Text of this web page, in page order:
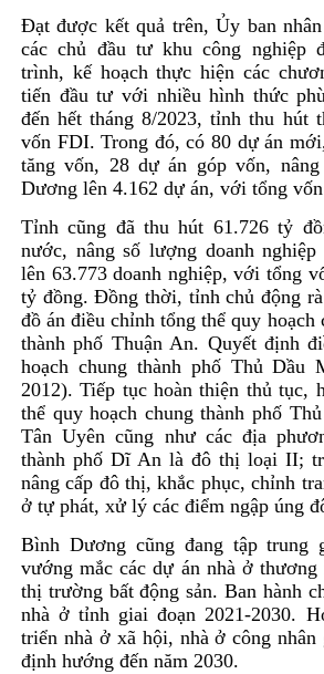
Ðạt được kết quả trên, Ủy ban
các chủ đầu tư khu công nghiệp
trình, kế hoạch thực hiện các
tiến đầu tư với nhiều hình thức
đến hết tháng 8/2023, tỉnh thu hút
vốn FDI. Trong đó, có 80 dự án
tăng vốn, 28 dự án góp vốn,
Dương lên 4.162 dự án, với tổng
Tỉnh cũng đã thu hút 61.726 tỷ
nước, nâng số lượng doanh
lên 63.773 doanh nghiệp, với tổng
tỷ đồng. Ðồng thời, tỉnh chủ động
đồ án điều chỉnh tổng thể quy
thành phố Thuận An. Quyết định
hoạch chung thành phố Thủ Dầu
2012). Tiếp tục hoàn thiện thủ tục,
thể quy hoạch chung thành phố
Tân Uyên cũng như các địa
thành phố Dĩ An là đô thị loại II;
nâng cấp đô thị, khắc phục, chỉnh
ở tự phát, xử lý các điểm ngập úng
Bình Dương cũng đang tập trung
vướng mắc các dự án nhà ở
thị trường bất động sản. Ban hành
nhà ở tỉnh giai đoạn 2021-2030.
triển nhà ở xã hội, nhà ở công nhân
định hướng đến năm 2030.